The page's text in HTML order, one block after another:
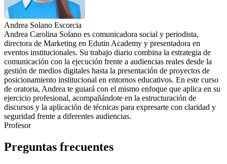
Andrea Solano Escorcia
Andrea Carolina Solano es comunicadora social y periodista,
directora de Marketing en Edutin Academy y presentadora en
eventos institucionales. Su trabajo diario combina la estrategia de
comunicación con la ejecución frente a audiencias reales desde la
gestión de medios digitales hasta la presentación de proyectos de
posicionamiento institucional en entornos educativos. En este curso
de oratoria, Andrea te guiará con el mismo enfoque que aplica en su
ejercicio profesional, acompañándote en la estructuración de
discursos y la aplicación de técnicas para expresarte con claridad y
seguridad frente a diferentes audiencias.
Profesor
Preguntas frecuentes